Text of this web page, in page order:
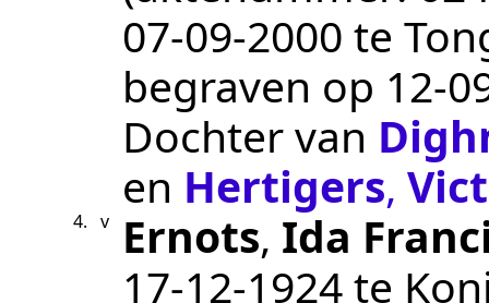
07‑09‑2000 te
begraven op
Dochter van
en Hertigers,
4. v Ernots, Ida
17‑12‑1924te